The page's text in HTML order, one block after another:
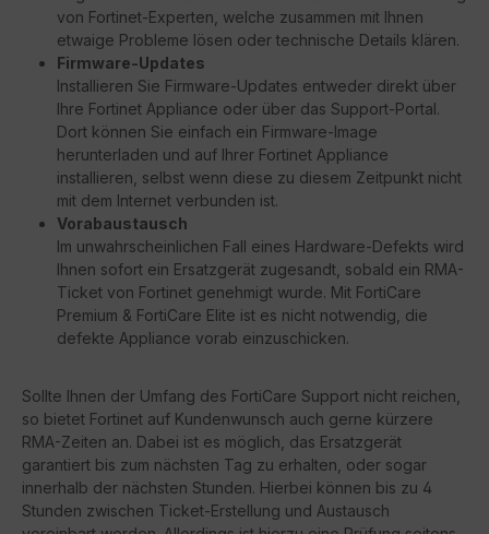
von Fortinet-Experten, welche zusammen mit Ihnen
etwaige Probleme lösen oder technische Details klären.
Firmware-Updates
Installieren Sie Firmware-Updates entweder direkt über
Ihre Fortinet Appliance oder über das Support-Portal.
Dort können Sie einfach ein Firmware-Image
herunterladen und auf Ihrer Fortinet Appliance
installieren, selbst wenn diese zu diesem Zeitpunkt nicht
mit dem Internet verbunden ist.
Vorabaustausch
Im unwahrscheinlichen Fall eines Hardware-Defekts wird
Ihnen sofort ein Ersatzgerät zugesandt, sobald ein RMA-
Ticket von Fortinet genehmigt wurde. Mit FortiCare
Premium & FortiCare Elite ist es nicht notwendig, die
defekte Appliance vorab einzuschicken.
Sollte Ihnen der Umfang des FortiCare Support nicht reichen,
so bietet Fortinet auf Kundenwunsch auch gerne kürzere
RMA-Zeiten an. Dabei ist es möglich, das Ersatzgerät
garantiert bis zum nächsten Tag zu erhalten, oder sogar
innerhalb der nächsten Stunden. Hierbei können bis zu 4
Stunden zwischen Ticket-Erstellung und Austausch